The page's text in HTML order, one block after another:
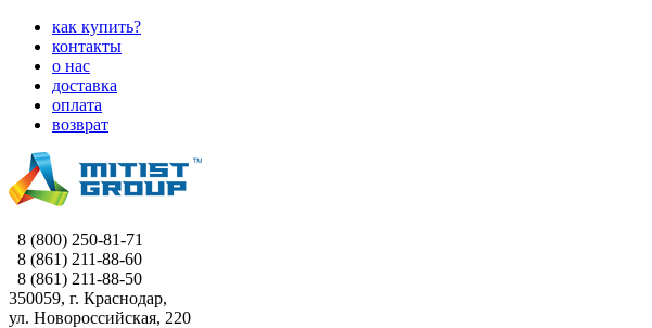
как купить?
контакты
о нас
доставка
оплата
возврат
8 (800) 250-81-71
8 (861) 211-88-60
8 (861) 211-88-50
350059, г. Краснодар,
ул. Новороссийская, 220